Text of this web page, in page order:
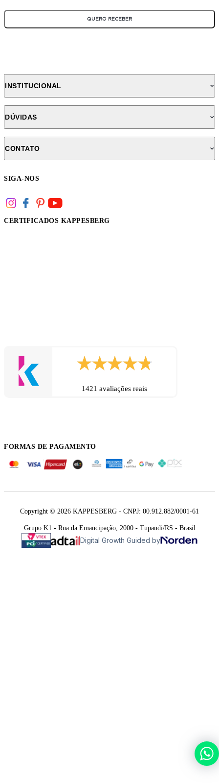
QUERO RECEBER
INSTITUCIONAL
DÚVIDAS
CONTATO
SIGA-NOS
CERTIFICADOS KAPPESBERG
1421 avaliações reais
FORMAS DE PAGAMENTO
Copyright © 2026 KAPPESBERG - CNPJ: 00.912.882/0001-61
Grupo K1 - Rua da Emancipação, 2000 - Tupandi/RS - Brasil
Digital Growth Guided by